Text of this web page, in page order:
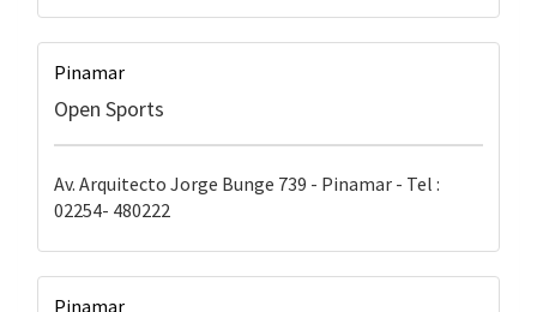
Pinamar
Open Sports
Av. Arquitecto Jorge Bunge 739 - Pinamar - Tel :
02254- 480222
Pinamar